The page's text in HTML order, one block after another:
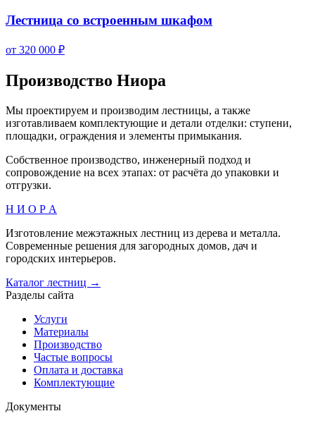
Лестница со встроенным шкафом
от 320 000 ₽
Производство Ниора
Мы проектируем и производим лестницы, а также
изготавливаем комплектующие и детали отделки: ступени,
площадки, ограждения и элементы примыкания.
Собственное производство, инженерный подход и
сопровождение на всех этапах: от расчёта до упаковки и
отгрузки.
Н И О Р А
Изготовление межэтажных лестниц из дерева и металла.
Современные решения для загородных домов, дач и
городских интерьеров.
Каталог лестниц →
Разделы сайта
Услуги
Материалы
Производство
Частые вопросы
Оплата и доставка
Комплектующие
Документы